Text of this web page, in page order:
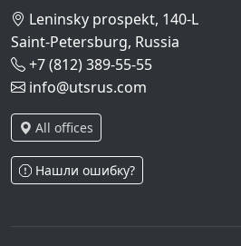
Leninsky prospekt, 140-L
Saint-Petersburg, Russia
+7 (812) 389-55-55
info@utsrus.com
All offices
Нашли ошибку?